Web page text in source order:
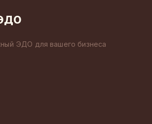
ЭДО для вашего бизнеса